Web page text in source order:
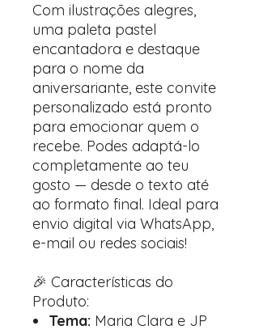
Com ilustrações alegres,
uma paleta pastel
encantadora e destaque
para o nome da
aniversariante, este convite
personalizado está pronto
para emocionar quem o
recebe. Podes adaptá-lo
completamente ao teu
gosto — desde o texto até
ao formato final. Ideal para
envio digital via WhatsApp,
e-mail ou redes sociais!
🎉 Características do
Produto:
Tema: Maria Clara e JP